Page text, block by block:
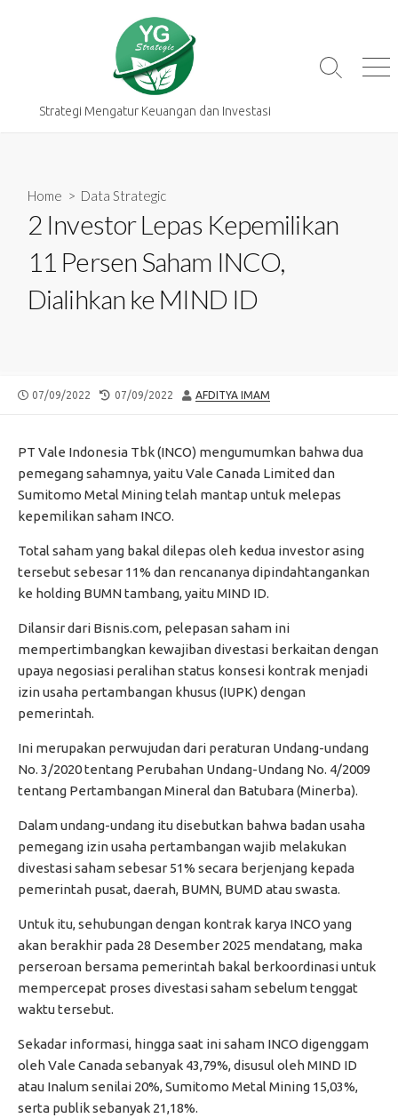
Strategi Mengatur Keuangan dan Investasi
Search
Home > Data Strategic
2 Investor Lepas Kepemilikan
11 Persen Saham INCO,
Dialihkan ke MIND ID
PUBLISHED
07/09/2022
LAST
07/09/2022 AUTHOR
AFDITYA IMAM
PT Vale Indonesia Tbk (INCO) mengumumkan bahwa dua
pemegang sahamnya, yaitu Vale Canada Limited dan
Sumitomo Metal Mining telah mantap untuk melepas
kepemilikan saham INCO.
Total saham yang bakal dilepas oleh kedua investor asing
tersebut sebesar 11% dan rencananya dipindahtangankan
ke holding BUMN tambang, yaitu MIND ID.
Dilansir dari Bisnis.com, pelepasan saham ini
mempertimbangkan kewajiban divestasi berkaitan dengan
upaya negosiasi peralihan status konsesi kontrak menjadi
izin usaha pertambangan khusus (IUPK) dengan
pemerintah.
Ini merupakan perwujudan dari peraturan Undang-undang
No. 3/2020 tentang Perubahan Undang-Undang No. 4/2009
tentang Pertambangan Mineral dan Batubara (Minerba).
Dalam undang-undang itu disebutkan bahwa badan usaha
pemegang izin usaha pertambangan wajib melakukan
divestasi saham sebesar 51% secara berjenjang kepada
pemerintah pusat, daerah, BUMN, BUMD atau swasta.
Untuk itu, sehubungan dengan kontrak karya INCO yang
akan berakhir pada 28 Desember 2025 mendatang, maka
perseroan bersama pemerintah bakal berkoordinasi untuk
mempercepat proses divestasi saham sebelum tenggat
waktu tersebut.
Sekadar informasi, hingga saat ini saham INCO digenggam
oleh Vale Canada sebanyak 43,79%, disusul oleh MIND ID
atau Inalum senilai 20%, Sumitomo Metal Mining 15,03%,
serta publik sebanyak 21,18%.